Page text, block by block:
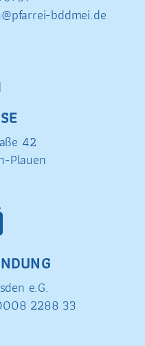
bddmei.de
42
Plauen
e.G.
2288 33